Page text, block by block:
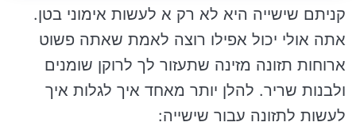
קניתם שישייה היא לא רק א לעשות אימוני בטן.
אתה אולי יכול אפילו רוצה לאמת שאתה פשוט
ארוחות תזונה מזינה שתעזור לך לרוקן שומנים
ולבנות שריר. להלן יותר מאחד איך לגלות איך
לעשות לתזונה עבור שישייה: